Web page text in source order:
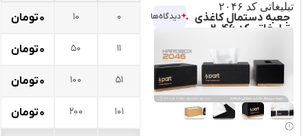
تبلیغاتی کد ۲۰۴۶
جعبه دستمال کاغذی
تبلیغاتی کد ۲۰۴۶
دیدگاه‌ها تومان
50 تومان
51
100 تومان
101
200 تومان